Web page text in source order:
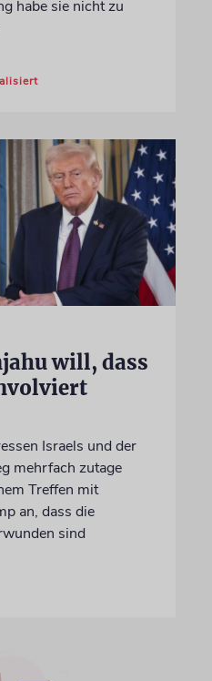
habe sie nicht zu
will, dass
Israels und der
mehrfach zutage
Treffen mit
an, dass die
sind